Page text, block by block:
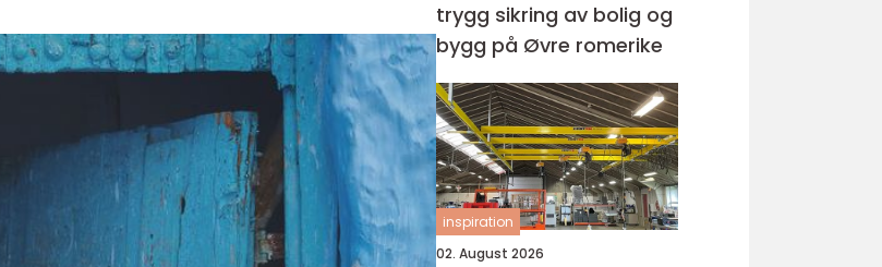
trygg sikring av bolig og
bygg på Øvre romerike
inspiration
02. August 2026